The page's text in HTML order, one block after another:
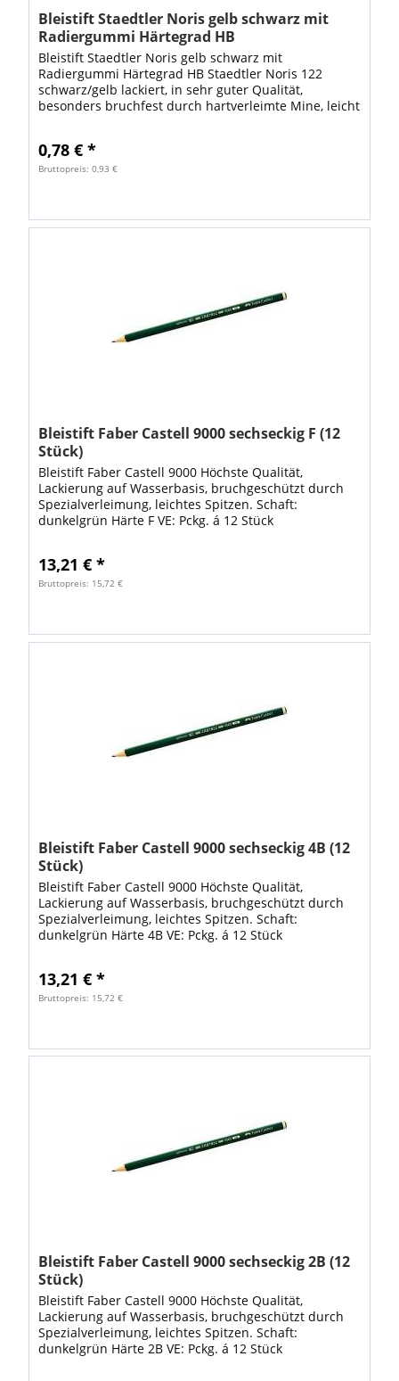
Bleistift Staedtler Noris gelb schwarz mit
Radiergummi Härtegrad HB
Bleistift Staedtler Noris gelb schwarz mit
Radiergummi Härtegrad HB Staedtler Noris 122
schwarz/gelb lackiert, in sehr guter Qualität,
besonders bruchfest durch hartverleimte Mine, leicht
0,78 € *
Bruttopreis: 0,93 €
Bleistift Faber Castell 9000 sechseckig F (12
Stück)
Bleistift Faber Castell 9000 Höchste Qualität,
Lackierung auf Wasserbasis, bruchgeschützt durch
Spezialverleimung, leichtes Spitzen. Schaft:
dunkelgrün Härte F VE: Pckg. á 12 Stück
13,21 € *
Bruttopreis: 15,72 €
Bleistift Faber Castell 9000 sechseckig 4B (12
Stück)
Bleistift Faber Castell 9000 Höchste Qualität,
Lackierung auf Wasserbasis, bruchgeschützt durch
Spezialverleimung, leichtes Spitzen. Schaft:
dunkelgrün Härte 4B VE: Pckg. á 12 Stück
13,21 € *
Bruttopreis: 15,72 €
Bleistift Faber Castell 9000 sechseckig 2B (12
Stück)
Bleistift Faber Castell 9000 Höchste Qualität,
Lackierung auf Wasserbasis, bruchgeschützt durch
Spezialverleimung, leichtes Spitzen. Schaft:
dunkelgrün Härte 2B VE: Pckg. á 12 Stück